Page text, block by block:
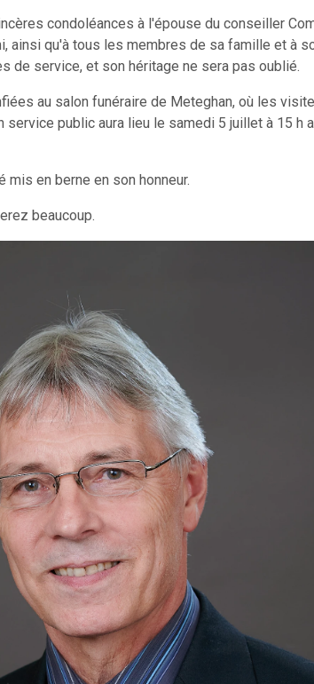
condoléances à l'épouse du conseiller
ainsi qu'à tous les membres de sa famille et à
de service, et son héritage ne sera pas oublié.
au salon funéraire de Meteghan, où les
service public aura lieu le samedi 5 juillet à 15 h
mis en berne en son honneur.
beaucoup.